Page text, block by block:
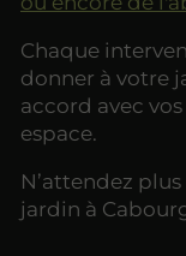
Chaque
donner à votre
accord avec
espace.
N’attendez
jardin à